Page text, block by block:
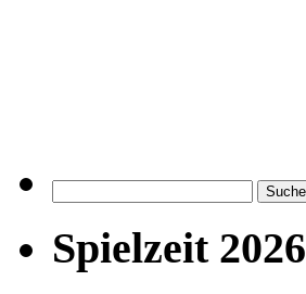
nach:
Spielzeit 2026